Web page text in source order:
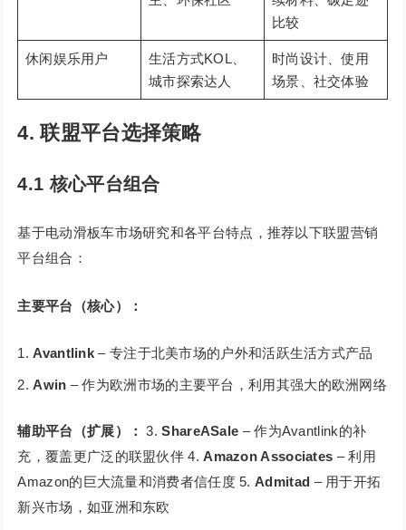
比较
休闲娱乐用户
生活方式KOL、
城市探索达人
时尚设计、使用
场景、社交体验
4. 联盟平台选择策略
4.1 核心平台组合
基于电动滑板车市场研究和各平台特点，推荐以下联盟营销
平台组合：
主要平台（核心）：
Avantlink – 专注于北美市场的户外和活跃生活方式产品
Awin – 作为欧洲市场的主要平台，利用其强大的欧洲网络
辅助平台（扩展）： 3.ShareASale – 作为Avantlink的补
充，覆盖更广泛的联盟伙伴 4.Amazon Associates – 利用
Amazon的巨大流量和消费者信任度 5.Admitad – 用于开拓
新兴市场，如亚洲和东欧